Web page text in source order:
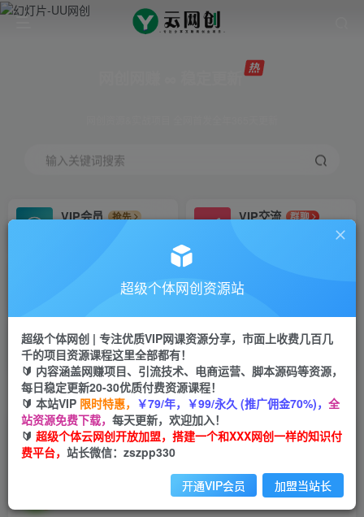
输入关键词搜索
VIP会员
抢先
VIP交流
群聊
研究探讨更多创业项目路子。
会员专属推广链接
招募站长
挂机
项目
脚本卡密
APP下载
GO
首页 创业课程 会员免费 正文
陶金金·2023小红书店铺运营课，小红书店铺入门
实战教学
关注 私信
超级个体网创资源站
超级个体网创 | 专注优质VIP网课资源分享，市面上收费几百几
千的项目资源课程这里全部都有！
🔰 内容涵盖网赚项目、引流技术、电商运营、脚本源码等资源，
每日稳定更新20-30优质付费资源课程！
🔰 本站VIP 限时特惠， ￥79/年，￥99/永久 (推广佣金70%)， 全
站资源免费下载， 每天更新，欢迎加入！
🔰 超级个体云网创开放加盟，搭建一个和XXX网创一样的知识付
费平台， 站长微信：zszpp330
开通VIP会员 加盟当站长